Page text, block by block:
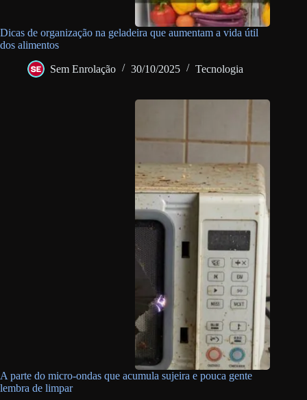
Dicas de organização na geladeira que aumentam a vida útil
dos alimentos
Sem Enrolação 30/10/2025 Tecnologia
A parte do micro-ondas que acumula sujeira e pouca gente
lembra de limpar